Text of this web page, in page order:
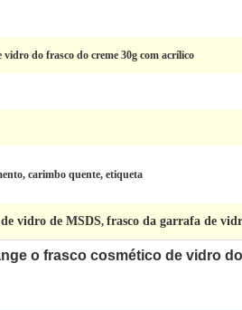
vidro do frasco do creme 30g com acrílico
carimbo quente, etiqueta
vidro de MSDS, frasco da garrafa de
o frasco cosmético de vidro